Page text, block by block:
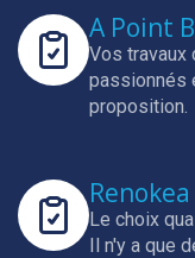
A Point
Vos travaux
passionnés
proposition.
Renokea
Le choix
Il n'y a que